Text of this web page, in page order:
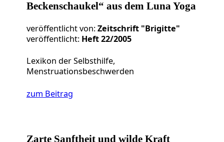
Beckenschaukel“ aus dem Luna Yoga
veröffentlicht von:Zeitschrift "Brigitte"
veröffentlicht: Heft 22/2005
Lexikon der Selbsthilfe,
Menstruationsbeschwerden
zum Beitrag
Zarte Sanftheit und wilde Kraft